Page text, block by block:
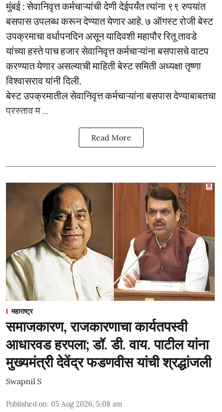
मुंबई : सेवानिवृत्त कर्मचाऱ्यांची देणी देईपर्यंत त्यांना ९९ रुपयांत
बसपास उपलब्ध करून देण्यात येणार आहे. ७ ऑगस्ट रोजी बेस्ट
उपक्रमाचा वर्धापनदिन असून यादिवशी महापौर रितू तावडे
यांच्या हस्ते पाच हजार सेवानिवृत्त कर्मचाऱ्यांना बसपासचे वाटप
करण्यात येणार असल्याची माहिती बेस्ट समिती अध्यक्षा तृष्णा
विश्वासराव यांनी दिली.
बेस्ट उपक्रमातील सेवानिवृत्त कर्मचाऱ्यांना बसपास देण्याबाबतचा
प्रस्ताव म ...
Read More
महाराष्ट्र
समाजकारण, राजकारणाचा कार्यतपस्वी
आधारवड हरपला; डॉ. डी. वाय. पाटील यांना
मुख्यमंत्री देवेंद्र फडणवीस यांची श्रद्धांजली
Swapnil S
Published on: 05 Aug 2026, 5:08 am